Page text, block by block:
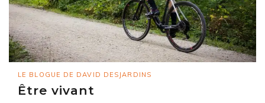
LE BLOGUE DE DAVID DESJARDINS
Être vivant